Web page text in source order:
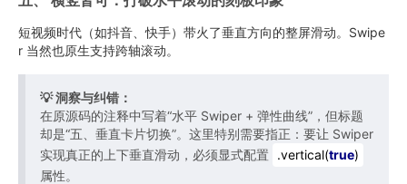
短视频时代（如抖音、快手）带火了垂直方向的整屏滑动。Swipe
r 当然也原生支持跨轴滚动。
💡 洞察与纠错：
在原源码的注释中写着“水平 Swiper + 弹性曲线”，但标题
却是“五、垂直卡片切换”。这里特别需要指正：要让 Swiper
实现真正的上下垂直滑动，必须显式配置
.vertical(true)
属性。